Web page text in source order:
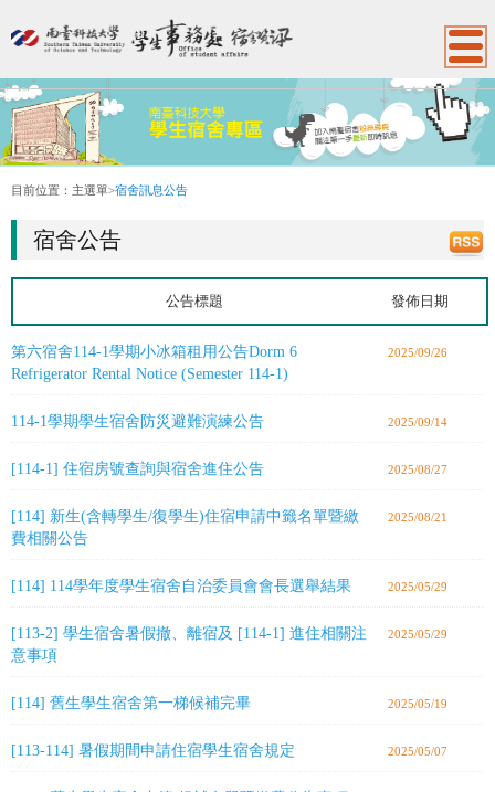
:::
目前位置： 主選單>宿舍訊息公告
宿舍公告
公告標題 發佈日期
第六宿舍114-1學期小冰箱租用公告Dorm 6
Refrigerator Rental Notice (Semester 114-1)
2025/09/26
114-1學期學生宿舍防災避難演練公告 2025/09/14
[114-1] 住宿房號查詢與宿舍進住公告 2025/08/27
[114] 新生(含轉學生/復學生)住宿申請中籤名單暨繳
費相關公告
2025/08/21
[114] 114學年度學生宿舍自治委員會會長選舉結果 2025/05/29
[113-2] 學生宿舍暑假撤、離宿及 [114-1] 進住相關注
意事項
2025/05/29
[114] 舊生學生宿舍第一梯候補完畢 2025/05/19
[113-114] 暑假期間申請住宿學生宿舍規定 2025/05/07